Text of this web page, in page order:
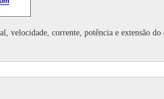
velocidade, corrente, potência e extensão do